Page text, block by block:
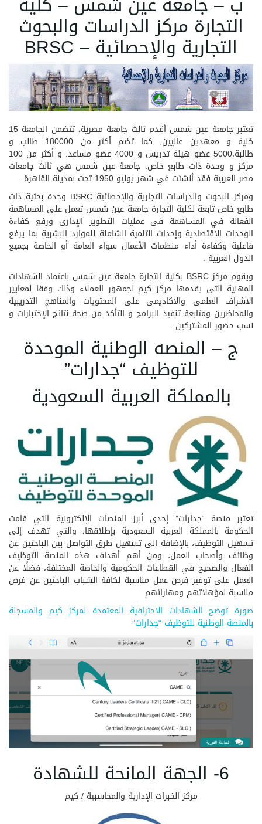
التجارة مركز الدراسات والبحوث
التجارية والإحصائية – BRSC
تعتبر جامعة عين شمس أقدم ثالث جامعة مصرية، تتضمن الجامعة 15
كلية و معهدين عاليين, كما تضم أكثر من 180000 طالب و
طالبة،5000 عضو هيئة تدريس و 4000 عضو مساعد. و أكثر من 100
مركز و وحدة ذات طابع خاص. جامعة عين شمس هي ثالث جامعات
مصر العربية فقد أنشئت في شهر يوليو 1950 تحت بمدينة القاهرة .
ومركز البحوث والدراسات التجارية والإحصائية BSRC وحدة بحثية ذات
طابع خاص تابعة لكلية التجارة جامعة عين شمس تعمل على المساهمة
الفعالة في المساهمة فى عمليات التطوير الإدارى ورفع كفاءة
الوحدات الاقتصادية وإحداث التنمية الشاملة للموارد البشرية بما يرفع
فاعلية وكفاءة أداء منظمات الأعمال سواء العامة أو الخاصة بجميع
الدول العربية .
ويقوم مركز BSRC بكلية التجارة جامعة عين شمس باعتماد الشهادات
المهنية التى يقدمها مركز كيم لجمهور العملاء وذلك وفقا لمعايير
الاشراف العلمى والاكاديمى على المحتويات والمناهج التدريبية
والمحاضرين ومتابعة تنفيذ البرامج و التأكد من صحة نتائج الإختبارات و
نسب حضور المشتركين .
ج – المنصه الوطنية الموحدة
للتوظيف “جدارات”
بالمملكة العربية السعودية
تعتبر منصة “جدارات” إحدى أبرز المنصات الإلكترونية التي قامت
الحكومة بالمملكة العربية السعودية بإطلاقها، والتي تهدف إلى
تسهيل التوظيف، بالإضافة إلى تسهيل طرق التواصل بين الباحثين عن
وظائف وأصحاب العمل، ومن أهم أهداف هذه المنصة التوظيف
الفعال والصحيح في القطاعات الحكومية والخاصة المختلفة، فضلًا عن
العمل على توفير فرص عمل مناسبة لكافة الشباب الباحثين عن فرص
مناسبة لمؤهلاتهم ومهاراتهم
صورة توضح الشهادات الاحترافية المعتمدة لمركز كيم والمسجلة
بالمنصة الوطنية للتوظيف “جدارات”
6- الجهة المانحة للشهادة
مركز الخبرات الإدارية والمحاسبية / كيم